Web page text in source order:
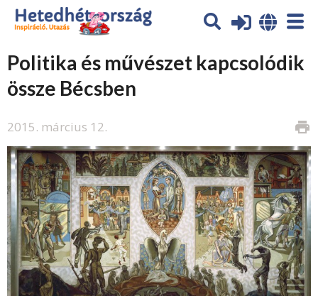
Politika és művészet kapcsolódik
össze Bécsben
2015. március 12. print